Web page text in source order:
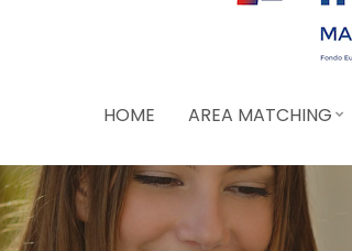
HOME AREA MATCHING